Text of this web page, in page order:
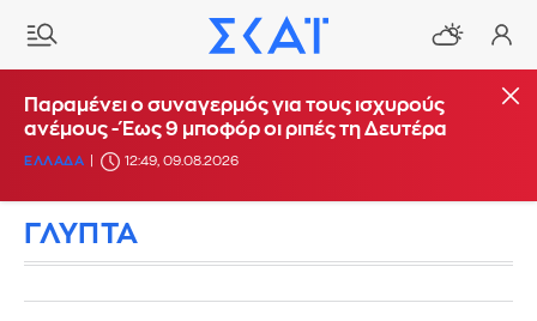
Παραμένει ο συναγερμός για τους ισχυρούς
ανέμους - Έως 9 μποφόρ οι ριπές τη Δευτέρα
ΕΛΛΑΔΑ 12:49, 09.08.2026
ΓΛΥΠΤΑ